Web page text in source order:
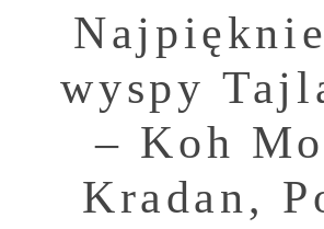
wyspy
– Koh
Kradan,